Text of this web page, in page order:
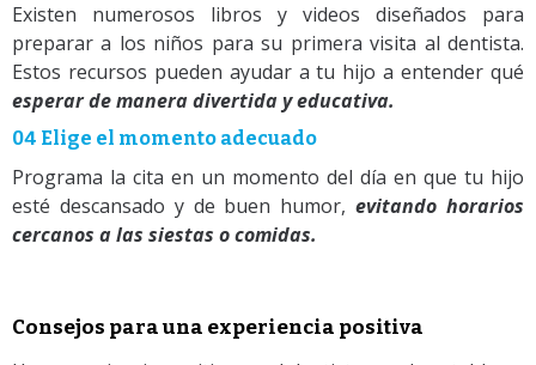
Existen numerosos libros y videos diseñados para
preparar a los niños para su primera visita al dentista.
Estos recursos pueden ayudar a tu hijo a entender qué
esperar de manera divertida y educativa.
04 Elige el momento adecuado
Programa la cita en un momento del día en que tu hijo
esté descansado y de buen humor,evitando horarios
cercanos a las siestas o comidas.
Consejos para una experiencia positiva